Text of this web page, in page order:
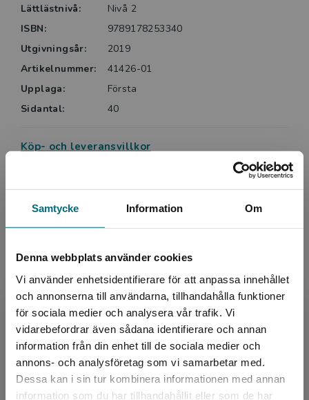
Samtycke Information Om
Denna webbplats använder cookies
Vi använder enhetsidentifierare för att anpassa innehållet
och annonserna till användarna, tillhandahålla funktioner
för sociala medier och analysera vår trafik. Vi
vidarebefordrar även sådana identifierare och annan
information från din enhet till de sociala medier och
annons- och analysföretag som vi samarbetar med.
Dessa kan i sin tur kombinera informationen med annan
information som du har tillhandahållit eller som de har
Begränsad fraktregion
Lättlästnivå:
Nivå 2
ISBN:
9789178253340
Utgivningsår:
2019
Artikelnummer:
41426-01
Upplaga:
Första
Sidantal:
40
Köp- och leveransvillkor
Upphovspersoner
Författare
Per Straarup Søndergaard
”Jag har inte så mycket tid, så du får ett långt
brev istället för ett kort.” Så skrev Knut